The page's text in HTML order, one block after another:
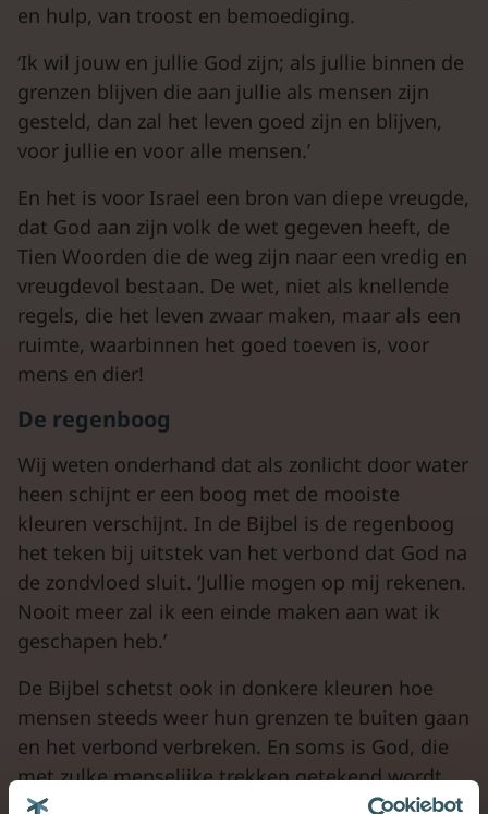
en hulp, van troost en bemoediging.
‘Ik wil jouw en jullie God zijn; als jullie binnen de
grenzen blijven die aan jullie als mensen zijn
gesteld, dan zal het leven goed zijn en blijven,
voor jullie en voor alle mensen.’
En het is voor Israel een bron van diepe vreugde,
dat God aan zijn volk de wet gegeven heeft, de
Tien Woorden die de weg zijn naar een vredig en
vreugdevol bestaan. De wet, niet als knellende
regels, die het leven zwaar maken, maar als een
ruimte, waarbinnen het goed toeven is, voor
mens en dier!
De regenboog
Wij weten onderhand dat als zonlicht door water
heen schijnt er een boog met de mooiste
kleuren verschijnt. In de Bijbel is de regenboog
het teken bij uitstek van het verbond dat God na
de zondvloed sluit. ‘Jullie mogen op mij rekenen.
Nooit meer zal ik een einde maken aan wat ik
geschapen heb.’
De Bijbel schetst ook in donkere kleuren hoe
mensen steeds weer hun grenzen te buiten gaan
en het verbond verbreken. En soms is God, die
met zulke menselijke trekken getekend wordt,
zo verontwaardigd, gekwetst en boos, dat hij